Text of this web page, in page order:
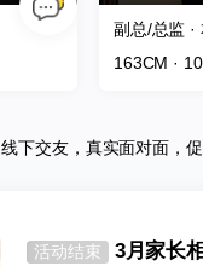
副总/总监 ·
163CM ·
线下交友，真实面对面，
活动结束 3月家长